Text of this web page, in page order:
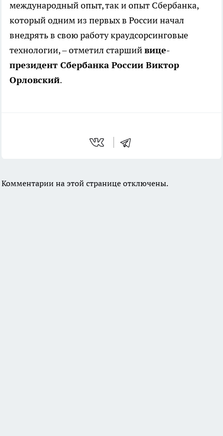
международный опыт, так и опыт Сбербанка,
который одним из первых в России начал
внедрять в свою работу краудсорсинговые
технологии, – отметил старшийвице-
президент Сбербанка России Виктор
Орловский.
Комментарии на этой странице отключены.